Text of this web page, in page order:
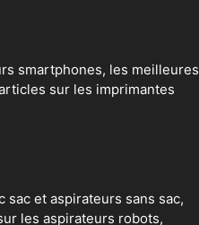
smartphones, les meilleures
sur les imprimantes
sac et aspirateurs sans sac,
les aspirateurs robots,